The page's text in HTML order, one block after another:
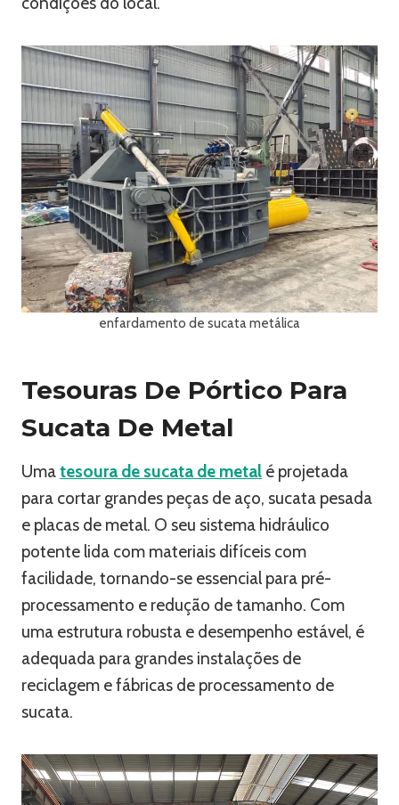
enfardamento de sucata metálica
Tesouras De Pórtico Para
Sucata De Metal
Umatesoura de sucata de metal é projetada
para cortar grandes peças de aço, sucata pesada
e placas de metal. O seu sistema hidráulico
potente lida com materiais difíceis com
facilidade, tornando-se essencial para pré-
processamento e redução de tamanho. Com
uma estrutura robusta e desempenho estável, é
adequada para grandes instalações de
reciclagem e fábricas de processamento de
sucata.